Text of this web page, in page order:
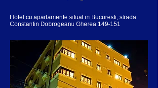
Hotel cu apartamente situat in Bucuresti, strada
Constantin Dobrogeanu Gherea 149-151